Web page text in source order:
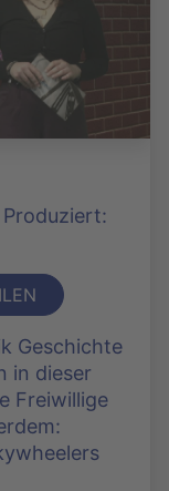
Produziert:
Geschichte
in dieser
Freiwillige